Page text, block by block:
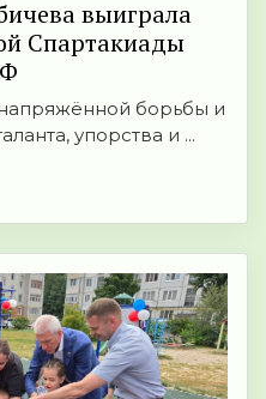
выиграла
Спартакиады
напряжённой борьбы и
упорства и ...